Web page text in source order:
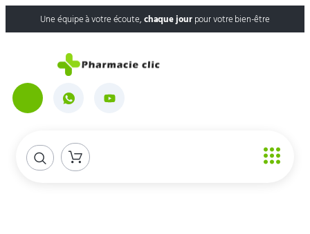
Une équipe à votre écoute,chaque jourpour votre bien-être